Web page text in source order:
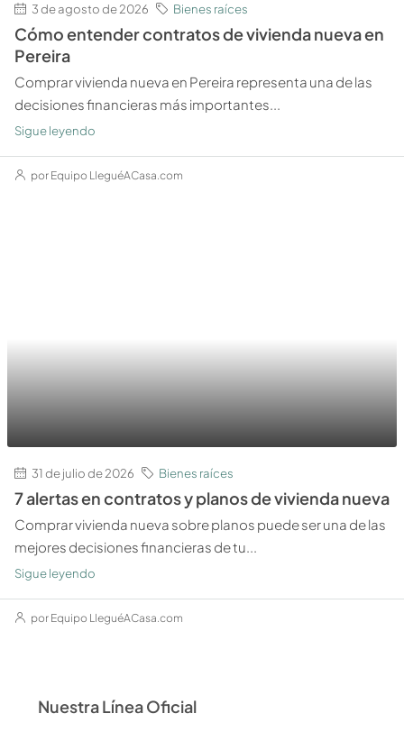
3 de agosto de 2026 Bienes raíces
Cómo entender contratos de vivienda nueva en
Pereira
Comprar vivienda nueva en Pereira representa una de las
decisiones financieras más importantes...
Sigue leyendo
por Equipo LleguéACasa.com
31 de julio de 2026 Bienes raíces
7 alertas en contratos y planos de vivienda nueva
Comprar vivienda nueva sobre planos puede ser una de las
mejores decisiones financieras de tu...
Sigue leyendo
por Equipo LleguéACasa.com
Nuestra Línea Oficial